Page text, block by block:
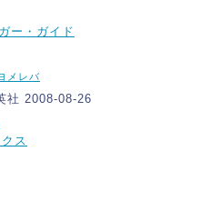
ー・ガイド
メレバ
社 2008-08-26
ス